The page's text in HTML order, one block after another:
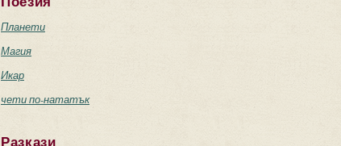
Планети
Магия
Икар
чети по-нататък
Разкази